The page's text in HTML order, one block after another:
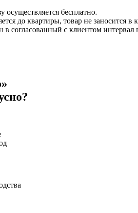
осуществляется бесплатно.
до квартиры, товар не заносится в
в согласованный с клиентом интервал